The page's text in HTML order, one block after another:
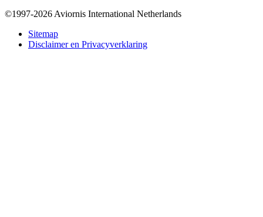
Bottom
©1997-2026 Aviornis International Netherlands
Sitemap
Disclaimer en Privacyverklaring